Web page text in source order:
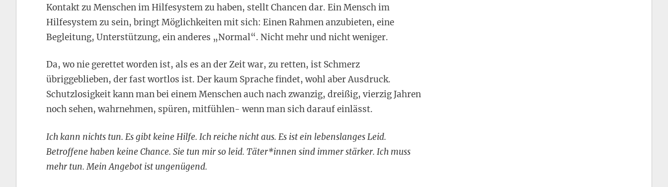
Kontakt zu Menschen im Hilfesystem zu haben, stellt Chancen dar. Ein Mensch im
Hilfesystem zu sein, bringt Möglichkeiten mit sich: Einen Rahmen anzubieten, eine
Begleitung, Unterstützung, ein anderes „Normal“. Nicht mehr und nicht weniger.
Da, wo nie gerettet worden ist, als es an der Zeit war, zu retten, ist Schmerz
übriggeblieben, der fast wortlos ist. Der kaum Sprache findet, wohl aber Ausdruck.
Schutzlosigkeit kann man bei einem Menschen auch nach zwanzig, dreißig, vierzig Jahren
noch sehen, wahrnehmen, spüren, mitfühlen- wenn man sich darauf einlässt.
Ich kann nichts tun. Es gibt keine Hilfe. Ich reiche nicht aus. Es ist ein lebenslanges Leid.
Betroffene haben keine Chance. Sie tun mir so leid. Täter*innen sind immer stärker. Ich muss
mehr tun. Mein Angebot ist ungenügend.